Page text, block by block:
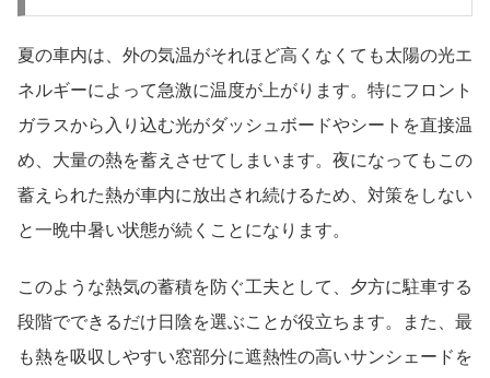
夏の車内は、外の気温がそれほど高くなくても太陽の光エ
ネルギーによって急激に温度が上がります。特にフロント
ガラスから入り込む光がダッシュボードやシートを直接温
め、大量の熱を蓄えさせてしまいます。夜になってもこの
蓄えられた熱が車内に放出され続けるため、対策をしない
と一晩中暑い状態が続くことになります。
このような熱気の蓄積を防ぐ工夫として、夕方に駐車する
段階でできるだけ日陰を選ぶことが役立ちます。また、最
も熱を吸収しやすい窓部分に遮熱性の高いサンシェードを